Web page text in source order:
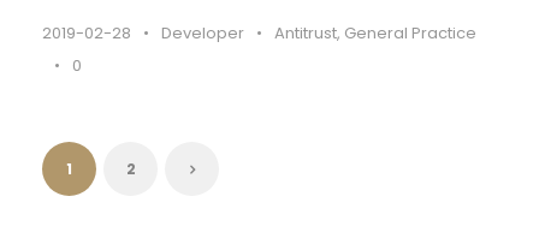
2019-02-28 • Developer • Antitrust, General Practice
•
0
1 2